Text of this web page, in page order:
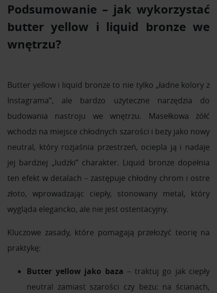
Podsumowanie – jak wykorzystać
butter yellow i liquid bronze we
wnętrzu?
Butter yellow i liquid bronze to nie tylko „ładne kolory z
Instagrama”, ale bardzo użyteczne narzędzia do
budowania nastroju we wnętrzu. Masełkowa żółć
wchodzi na miejsce chłodnych szarości i beży jako nowy
neutral, który rozjaśnia przestrzeń, ociepla ją i nadaje
jej bardziej „ludzki” charakter. Liquid bronze dopełnia
ten efekt w detalach – zastępuje chłodny chrom i ostre
złoto, wprowadzając ciepły, stonowany metal, który
wygląda elegancko, ale nie jest ostentacyjny.
Kluczowe zasady, które pomagają przełożyć teorię na
praktykę:
Butter yellow jako baza – traktuj go jak ciepły
neutral zamiast szarości czy beżu: na ścianach,